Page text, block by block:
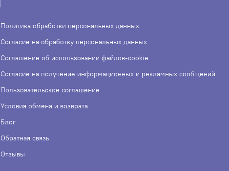
Политика обработки персональных данных
Согласие на обработку персональных данных
Соглашение об использовании файлов-cookie
Согласие на получение информационных и рекламных сообщений
Пользовательское соглашение
Условия обмена и возврата
Блог
Обратная связь
Отзывы